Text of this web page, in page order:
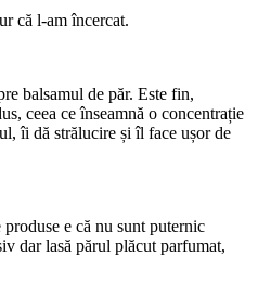
că l-am încercat.
balsamul de păr. Este fin,
ceea ce înseamnă o concentrație
îi dă strălucire și îl face ușor de
e că nu sunt puternic
dar lasă părul plăcut parfumat,